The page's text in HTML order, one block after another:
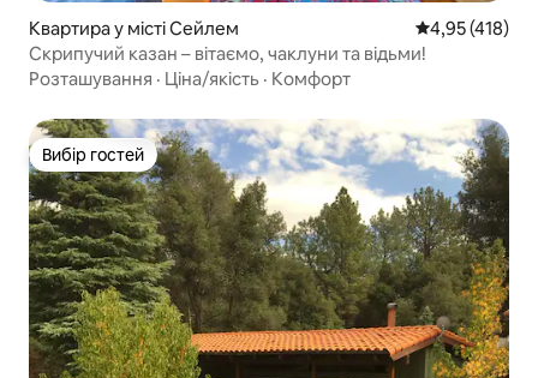
Квартира у місті Сейлем Середня
4,95 (418)
Скрипучий казан – вітаємо, чаклуни та відьми!
Розташування · Ціна/якість · Комфорт
Вибір гостей
Вибір гостей